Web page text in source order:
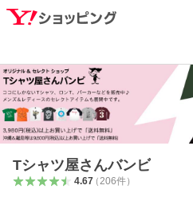
Tシャツ屋さんバンビ
4.67（206件）